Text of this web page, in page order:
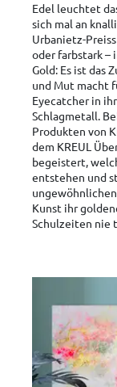
Edel leuchtet
sich mal an
Urbanietz-
oder farbstark
Gold: Es ist das
und Mut macht
Eyecatcher in
Schlagmetall.
Produkten von
dem KREUL
begeistert,
entstehen und
Kunst ihr
Schulzeiten nie